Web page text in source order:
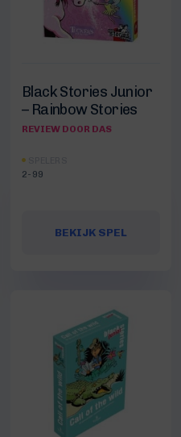
Black Stories Junior
– Rainbow Stories
REVIEW DOOR DAS
2-99
BEKIJK SPEL